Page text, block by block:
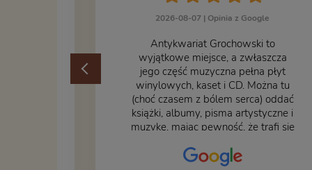
2026-08-07 | Opinia z Google
​Antykwariat Grochowski to
wyjątkowe miejsce, a zwłaszcza
jego część muzyczna pełna płyt
winylowych, kaset i CD. Można tu
(choć czasem z bólem serca) oddać
książki, albumy, pisma artystyczne i
muzykę, mając pewność, że trafi się
zdjęciu – nasze książki w trakcie